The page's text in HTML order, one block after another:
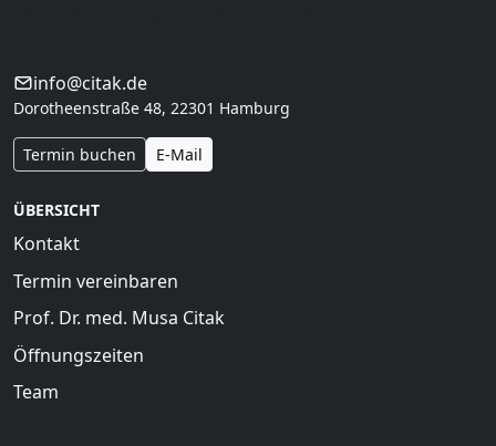
info@citak.de
Dorotheenstraße 48, 22301 Hamburg
Termin buchen E-Mail
ÜBERSICHT
Kontakt
Termin vereinbaren
Prof. Dr. med. Musa Citak
Öffnungszeiten
Team